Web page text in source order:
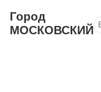
Город
МОСКОВСКИЙ